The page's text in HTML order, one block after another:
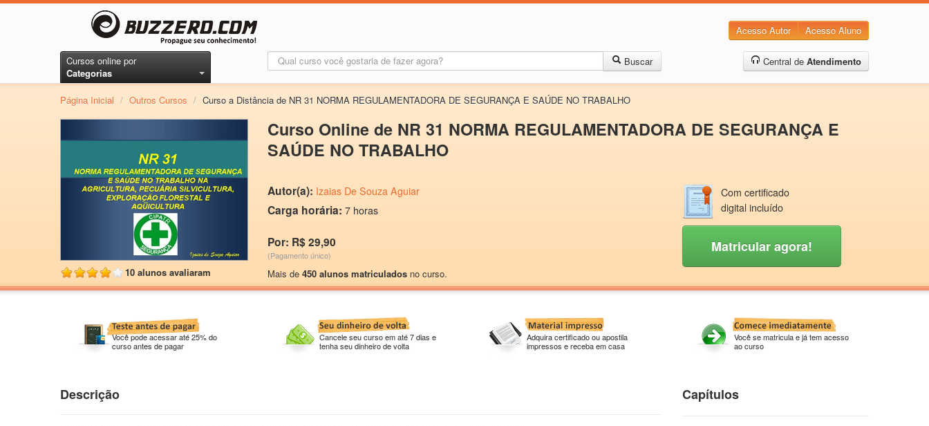
Acesso Autor Acesso Aluno
Cursos online por
Categorias
Buscar Central de Atendimento
Página Inicial / Outros Cursos / Curso a Distância de NR 31 NORMA REGULAMENTADORA DE SEGURANÇA E SAÚDE NO TRABALHO
10 alunos avaliaram
Curso Online de NR 31 NORMA REGULAMENTADORA DE SEGURANÇA E
SAÚDE NO TRABALHO
Autor(a): Izaias De Souza Aguiar
Carga horária: 7 horas
Por: R$ 29,90
(Pagamento único)
Mais de 450 alunos matriculados no curso.
Com certificado
digital incluído
Matricular agora!
Você pode acessar até 25% do
curso antes de pagar
Cancele seu curso em até 7 dias e
tenha seu dinheiro de volta
Adquira certificado ou apostila
impressos e receba em casa
Você se matricula e já tem acesso
ao curso
Descrição Capítulos